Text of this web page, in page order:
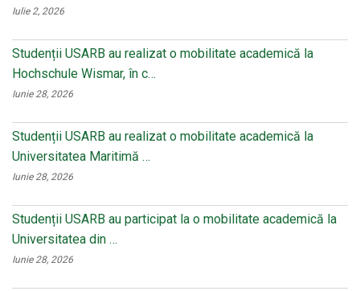
Iulie 2, 2026
Studenții USARB au realizat o mobilitate academică la
Hochschule Wismar, în c…
Iunie 28, 2026
Studenții USARB au realizat o mobilitate academică la
Universitatea Maritimă …
Iunie 28, 2026
Studenții USARB au participat la o mobilitate academică la
Universitatea din …
Iunie 28, 2026